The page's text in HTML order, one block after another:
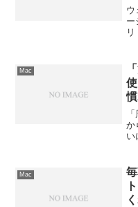
ウ
ー
Mac
か
い
Mac